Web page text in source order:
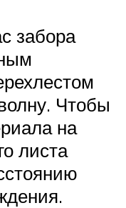
забора
Чтобы
на
листа